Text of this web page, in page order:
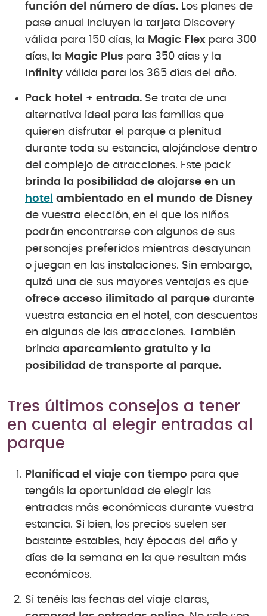
función del número de días. Los planes de
pase anual incluyen la tarjeta Discovery
válida para 150 días, la Magic Flex para 300
días, la Magic Plus para 350 días y la
Infinity válida para los 365 días del año.
Pack hotel + entrada. Se trata de una
alternativa ideal para las familias que
quieren disfrutar el parque a plenitud
durante toda su estancia, alojándose dentro
del complejo de atracciones. Este pack
brinda la posibilidad de alojarse en un
hotel ambientado en el mundo de Disney
de vuestra elección, en el que los niños
podrán encontrarse con algunos de sus
personajes preferidos mientras desayunan
o juegan en las instalaciones. Sin embargo,
quizá una de sus mayores ventajas es que
ofrece acceso ilimitado al parque durante
vuestra estancia en el hotel, con descuentos
en algunas de las atracciones. También
brinda aparcamiento gratuito y la
posibilidad de transporte al parque.
Tres últimos consejos a tener
en cuenta al elegir entradas al
parque
Planificad el viaje con tiempo para que
tengáis la oportunidad de elegir las
entradas más económicas durante vuestra
estancia. Si bien, los precios suelen ser
bastante estables, hay épocas del año y
días de la semana en la que resultan más
económicos.
Si tenéis las fechas del viaje claras,